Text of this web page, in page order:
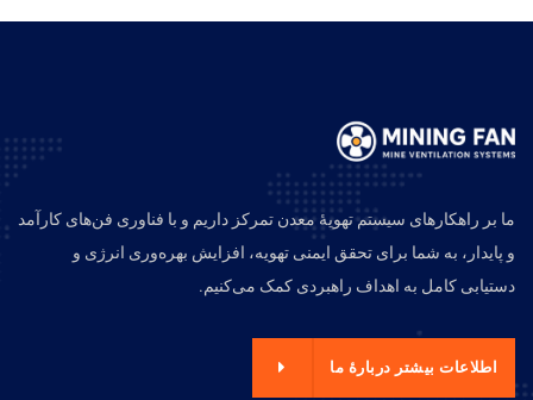
ما بر راهکارهای سیستم تهویهٔ معدن تمرکز داریم و با فناوری فن‌های کارآمد
و پایدار، به شما برای تحقق ایمنی تهویه، افزایش بهره‌وری انرژی و
دستیابی کامل به اهداف راهبردی کمک می‌کنیم.
اطلاعات بیشتر دربارهٔ ما